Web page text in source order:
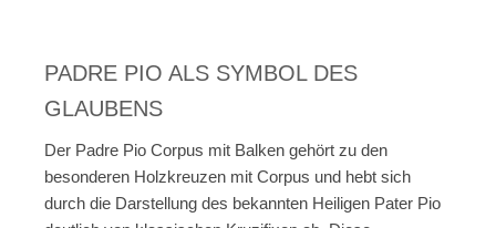
PADRE PIO ALS SYMBOL DES
GLAUBENS
Der Padre Pio Corpus mit Balken gehört zu den
besonderen Holzkreuzen mit Corpus und hebt sich
durch die Darstellung des bekannten Heiligen Pater Pio